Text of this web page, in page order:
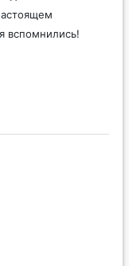
вспомнились!